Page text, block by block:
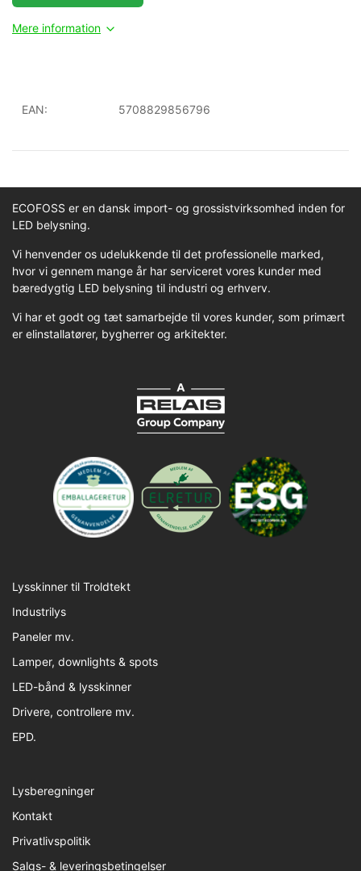
Mere information
EAN: 5708829856796
ECOFOSS er en dansk import- og grossistvirksomhed inden for
LED belysning.
Vi henvender os udelukkende til det professionelle marked,
hvor vi gennem mange år har serviceret vores kunder med
bæredygtig LED belysning til industri og erhverv.
Vi har et godt og tæt samarbejde til vores kunder, som primært
er elinstallatører, bygherrer og arkitekter.
Lysskinner til Troldtekt
Industrilys
Paneler mv.
Lamper, downlights & spots
LED-bånd & lysskinner
Drivere, controllere mv.
EPD.
Lysberegninger
Kontakt
Privatlivspolitik
Salgs- & leveringsbetingelser